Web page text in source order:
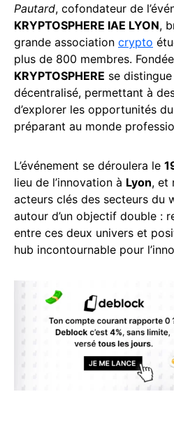
Pautard, cofondateur de
KRYPTOSPHERE IAE LYON,
grande association crypto
plus de 800 membres.
KRYPTOSPHERE se
décentralisé, permettant à
d’explorer les opportunités
préparant au monde
L’événement se déroulera le
lieu de l’innovation à Lyon, et
acteurs clés des secteurs du
autour d’un objectif double :
entre ces deux univers et
hub incontournable pour